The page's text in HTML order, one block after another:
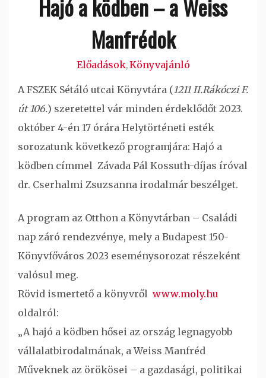
Hajó a ködben – a Weiss
Manfrédok
Előadások,Könyvajánló
A FSZEK Sétáló utcai Könyvtára ( 1211 II.Rákóczi F.
út 106.) szeretettel vár minden érdeklődőt 2023.
október 4-én 17 órára Helytörténeti esték
sorozatunk következő programjára: Hajó a
ködben címmel Závada Pál Kossuth-díjas íróval
dr. Cserhalmi Zsuzsanna irodalmár beszélget.
A program az Otthon a Könyvtárban – Családi
nap záró rendezvénye, mely a Budapest 150-
Könyvfőváros 2023 eseménysorozat részeként
valósul meg.
Rövid ismertető a könyvről www.moly.hu
oldalról:
„A hajó a ködben hősei az ország legnagyobb
vállalatbirodalmának, a Weiss Manfréd
Műveknek az örökösei – a gazdasági, politikai